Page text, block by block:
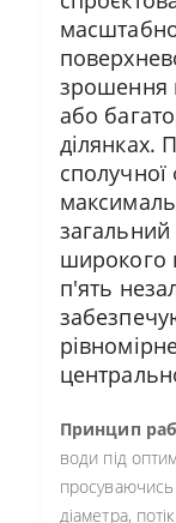
зрошення
або
ділянках.
сполучної
широкого
п'ять
Принцип
води під
просуваючись
діаметра,